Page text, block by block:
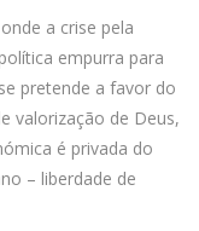
a crise pela
empurra para
pretende a favor do
valorização de Deus,
é privada do
– liberdade de